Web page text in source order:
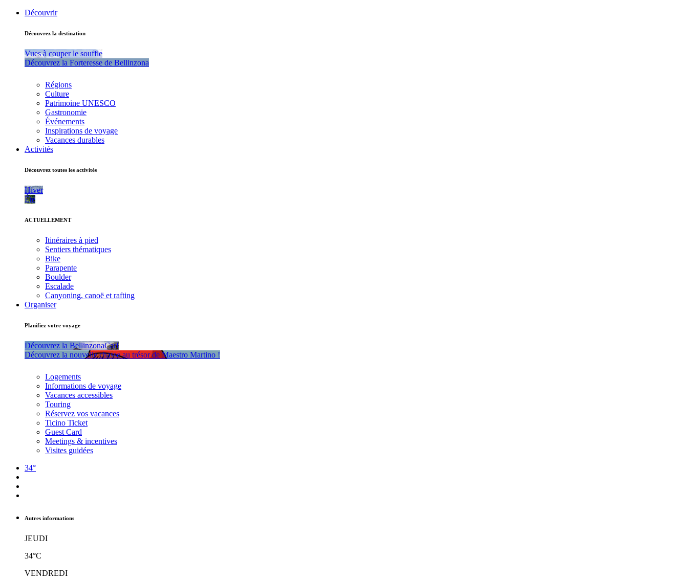
Découvrir
Découvrez la destination
Vues à couper le souffle
Découvrez la Forteresse de Bellinzona
Régions
Culture
Patrimoine UNESCO
Gastronomie
Événements
Inspirations de voyage
Vacances durables
Activités
Découvrez toutes les activités
Hiver
Été
ACTUELLEMENT
Itinéraires à pied
Sentiers thématiques
Bike
Parapente
Boulder
Escalade
Canyoning, canoë et rafting
Organiser
Planifiez votre voyage
Découvrez la BellinzonaCar!
Découvrez la nouvelle chasse au trésor de Maestro Martino !
Logements
Informations de voyage
Vacances accessibles
Touring
Réservez vos vacances
Ticino Ticket
Guest Card
Meetings & incentives
Visites guidées
34°
Autres informations
JEUDI
34°C
VENDREDI